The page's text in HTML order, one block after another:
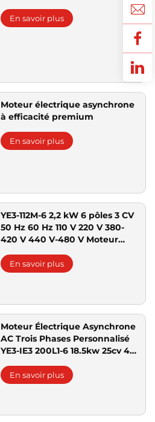
En savoir plus
Moteur électrique asynchrone
à efficacité premium
En savoir plus
YE3-112M-6 2,2 kW 6 pôles 3 CV
50 Hz 60 Hz 110 V 220 V 380-
420 V 440 V-480 V Moteur
asynchrone AC
En savoir plus
Moteur Électrique Asynchrone
AC Trois Phases Personnalisé
YE3-IE3 200L1-6 18.5kw 25cv 4
60cvEn savoir plus